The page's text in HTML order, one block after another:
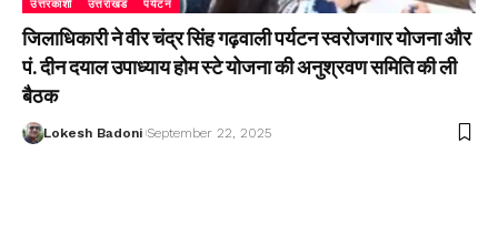
उत्तरकाशी उत्तराखंड पर्यटन
जिलाधिकारी ने वीर चंद्र सिंह गढ़वाली पर्यटन स्वरोजगार योजना और
पं. दीन दयाल उपाध्याय होम स्टे योजना की अनुश्रवण समिति की ली
बैठक
Lokesh Badoni September 22, 2025